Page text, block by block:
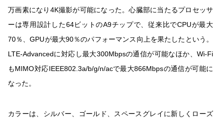
万画素になり4K撮影が可能になった。心臓部に当たるプロセッサ
ーは専用設計した64ビットのA9チップで、従来比でCPUが最大
70％、GPUが最大90％のパフォーマンス向上を果たしたという。
LTE-Advancedに対応し最大300Mbpsの通信が可能なほか、Wi-Fi
もMIMO対応IEEE802.3a/b/g/n/acで最大866Mbpsの通信が可能に
なった。
カラーは、シルバー、ゴールド、スペースグレイに新しくローズ